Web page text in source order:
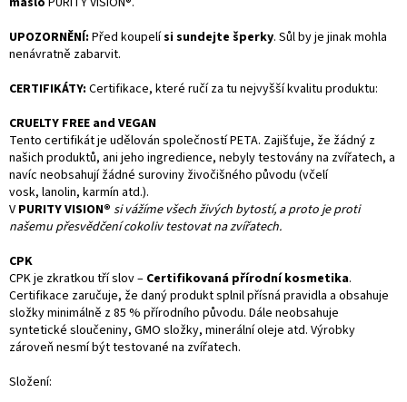
UPOZORNĚNÍ: Před koupelísi sundejte šperky. Sůl by je jinak mohla
nenávratně zabarvit.
CERTIFIKÁTY: Certifikace, které ručí za tu nejvyšší kvalitu produktu:
CRUELTY FREE and VEGAN
Tento certifikát je udělován společností PETA. Zajišťuje, že žádný z
našich produktů, ani jeho ingredience, nebyly testovány na zvířatech, a
navíc neobsahují žádné suroviny živočišného původu (včelí
vosk, lanolin, karmín atd.).
V PURITY VISION® si vážíme všech živých bytostí, a proto je proti
našemu přesvědčení cokoliv testovat na zvířatech.
CPK
CPK je zkratkou tří slov – Certifikovaná přírodní kosmetika.
Certifikace zaručuje, že daný produkt splnil přísná pravidla a obsahuje
složky minimálně z 85 % přírodního původu. Dále neobsahuje
syntetické sloučeniny, GMO složky, minerální oleje atd. Výrobky
zároveň nesmí být testované na zvířatech.
Složení: